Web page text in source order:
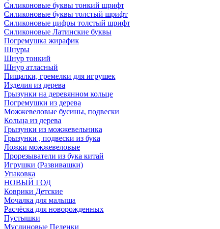
Силиконовые буквы тонкий шрифт
Силиконовые буквы толстый шрифт
Силиконовые цифры толстый шрифт
Силиконовые Латинские буквы
Погремушка жирафик
Шнуры
Шнур тонкий
Шнур атласный
Пищалки, гремелки для игрушек
Изделия из дерева
Грызунки на деревянном кольце
Погремушки из дерева
Можжевеловые бусины, подвески
Кольца из дерева
Грызунки из можжевельника
Грызунки , подвески из бука
Ложки можжевеловые
Прорезыватели из бука китай
Игрушки (Развивашки)
Упаковка
НОВЫЙ ГОД
Коврики Детские
Мочалка для малыша
Расчёска для новорожденных
Пустышки
Муслиновые Пеленки